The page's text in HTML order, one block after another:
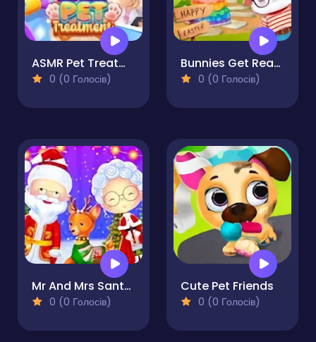
ASMR Pet Treatment
0 (0 Голосів)
Bunnies Get Ready for Easter
0 (0 Голосів)
Mr And Mrs Santa Christmas Adventure
0 (0 Голосів)
Cute Pet Friends
0 (0 Голосів)